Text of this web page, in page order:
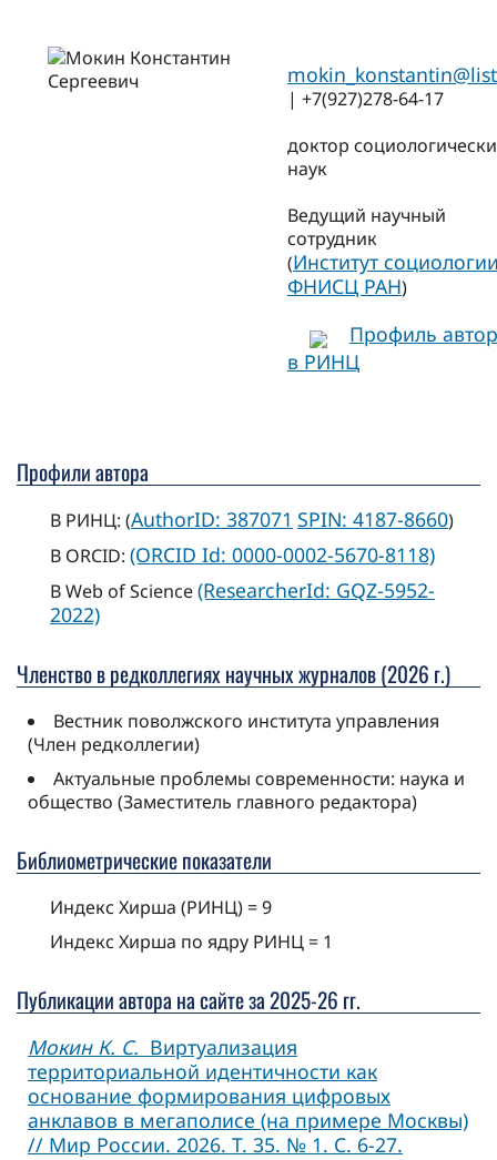
| +7(927)278-64-17
доктор
наук
Ведущий научный
сотрудник
(Институт
ФНИСЦ РАН)
Профиль
в РИНЦ
Профили автора
В РИНЦ: (AuthorID: 387071 SPIN: 4187-8660)
В ORCID: (ORCID Id: 0000-0002-5670-8118)
В Web of Science(ResearcherId: GQZ-5952-
2022)
Членство в редколлегиях научных журналов (2026 г.)
Вестник поволжского института управления
(Член редколлегии)
Актуальные проблемы современности: наука и
общество (Заместитель главного редактора)
Библиометрические показатели
Индекс Хирша (РИНЦ) = 9
Индекс Хирша по ядру РИНЦ = 1
Публикации автора на сайте за 2025-26 гг.
Мокин К. С. Виртуализация
территориальной идентичности как
основание формирования цифровых
анклавов в мегаполисе (на примере Москвы)
// Мир России. 2026. Т. 35. № 1. С. 6-27.